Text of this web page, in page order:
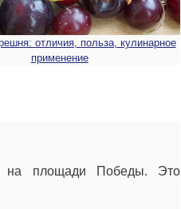
отличия, польза, кулинарное
применение
на площади Победы. Это